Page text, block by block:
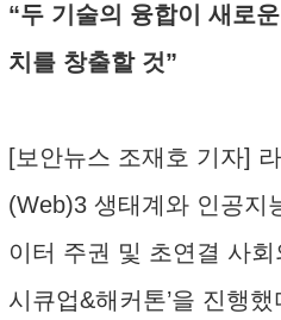
“두 기술의 융합이 새로
치를 창출할 것”
[보안뉴스 조재호 기자]
(Web)3 생태계와 인공지
이터 주권 및 초연결 사
시큐업&해커톤’을 진행했